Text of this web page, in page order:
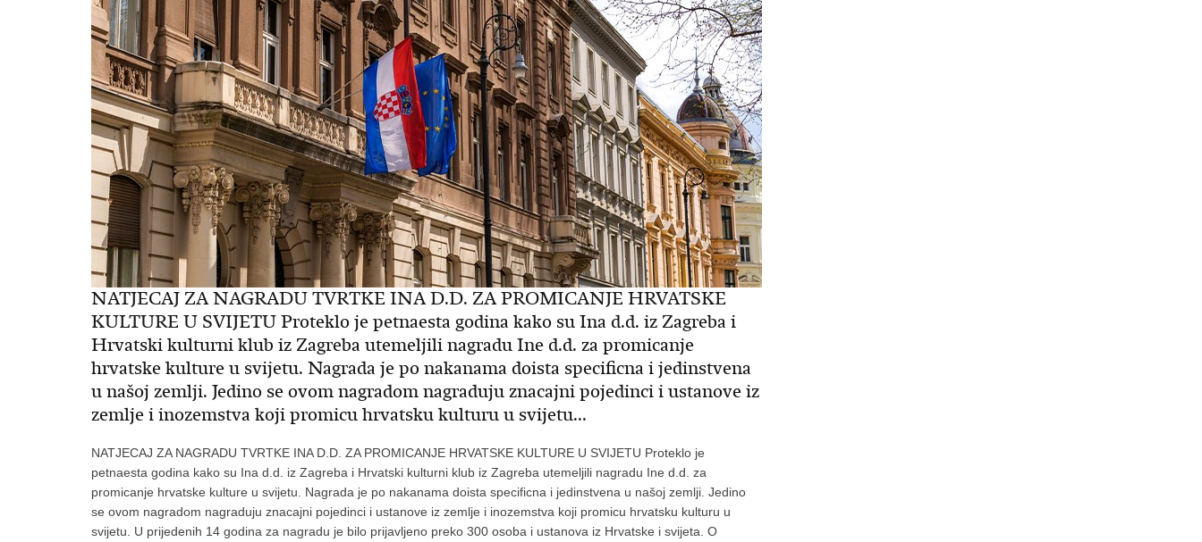
NATJECAJ ZA NAGRADU TVRTKE INA D.D. ZA PROMICANJE HRVATSKE
KULTURE U SVIJETU Proteklo je petnaesta godina kako su Ina d.d. iz Zagreba i
Hrvatski kulturni klub iz Zagreba utemeljili nagradu Ine d.d. za promicanje
hrvatske kulture u svijetu. Nagrada je po nakanama doista specificna i jedinstvena
u našoj zemlji. Jedino se ovom nagradom nagraduju znacajni pojedinci i ustanove iz
zemlje i inozemstva koji promicu hrvatsku kulturu u svijetu...
NATJECAJ ZA NAGRADU TVRTKE INA D.D. ZA PROMICANJE HRVATSKE KULTURE U SVIJETU Proteklo je
petnaesta godina kako su Ina d.d. iz Zagreba i Hrvatski kulturni klub iz Zagreba utemeljili nagradu Ine d.d. za
promicanje hrvatske kulture u svijetu. Nagrada je po nakanama doista specificna i jedinstvena u našoj zemlji. Jedino
se ovom nagradom nagraduju znacajni pojedinci i ustanove iz zemlje i inozemstva koji promicu hrvatsku kulturu u
svijetu. U prijedenih 14 godina za nagradu je bilo prijavljeno preko 300 osoba i ustanova iz Hrvatske i svijeta. O